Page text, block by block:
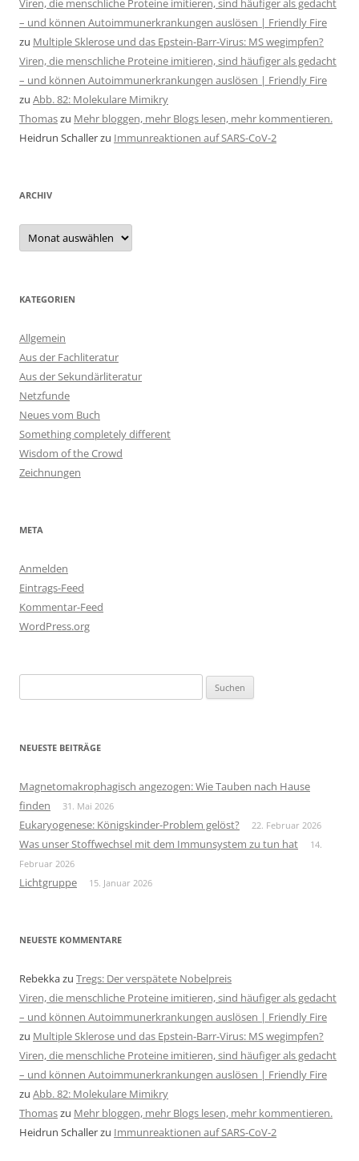
Viren, die menschliche Proteine imitieren, sind häufiger als gedacht
– und können Autoimmunerkrankungen auslösen | Friendly Fire
zu Multiple Sklerose und das Epstein-Barr-Virus: MS wegimpfen?
Viren, die menschliche Proteine imitieren, sind häufiger als gedacht
– und können Autoimmunerkrankungen auslösen | Friendly Fire
zu Abb. 82: Molekulare Mimikry
Thomaszu Mehr bloggen, mehr Blogs lesen, mehr kommentieren.
Heidrun Schallerzu Immunreaktionen auf SARS-CoV-2
ARCHIV
Archiv
KATEGORIEN
Allgemein
Aus der Fachliteratur
Aus der Sekundärliteratur
Netzfunde
Neues vom Buch
Something completely different
Wisdom of the Crowd
Zeichnungen
META
Anmelden
Eintrags-Feed
Kommentar-Feed
WordPress.org
nach:
NEUESTE BEITRÄGE
Magnetomakrophagisch angezogen: Wie Tauben nach Hause
finden
31. Mai 2026
Eukaryogenese: Königskinder-Problem gelöst? 22. Februar 2026
Was unser Stoffwechsel mit dem Immunsystem zu tun hat
14.
Februar 2026
Lichtgruppe 15. Januar 2026
NEUESTE KOMMENTARE
Rebekkazu Tregs: Der verspätete Nobelpreis
Viren, die menschliche Proteine imitieren, sind häufiger als gedacht
– und können Autoimmunerkrankungen auslösen | Friendly Fire
zu Multiple Sklerose und das Epstein-Barr-Virus: MS wegimpfen?
Viren, die menschliche Proteine imitieren, sind häufiger als gedacht
– und können Autoimmunerkrankungen auslösen | Friendly Fire
zu Abb. 82: Molekulare Mimikry
Thomaszu Mehr bloggen, mehr Blogs lesen, mehr kommentieren.
Heidrun Schallerzu Immunreaktionen auf SARS-CoV-2